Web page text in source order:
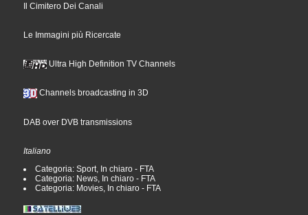
Il Cimitero Dei Canali
Le Immagini più Ricercate
Ultra High Definition TV Channels
Channels broadcasting in 3D
DAB over DVB transmissions
Italiano
Categoria: Sport, In chiaro - FTA
Categoria: News, In chiaro - FTA
Categoria: Movies, In chiaro - FTA